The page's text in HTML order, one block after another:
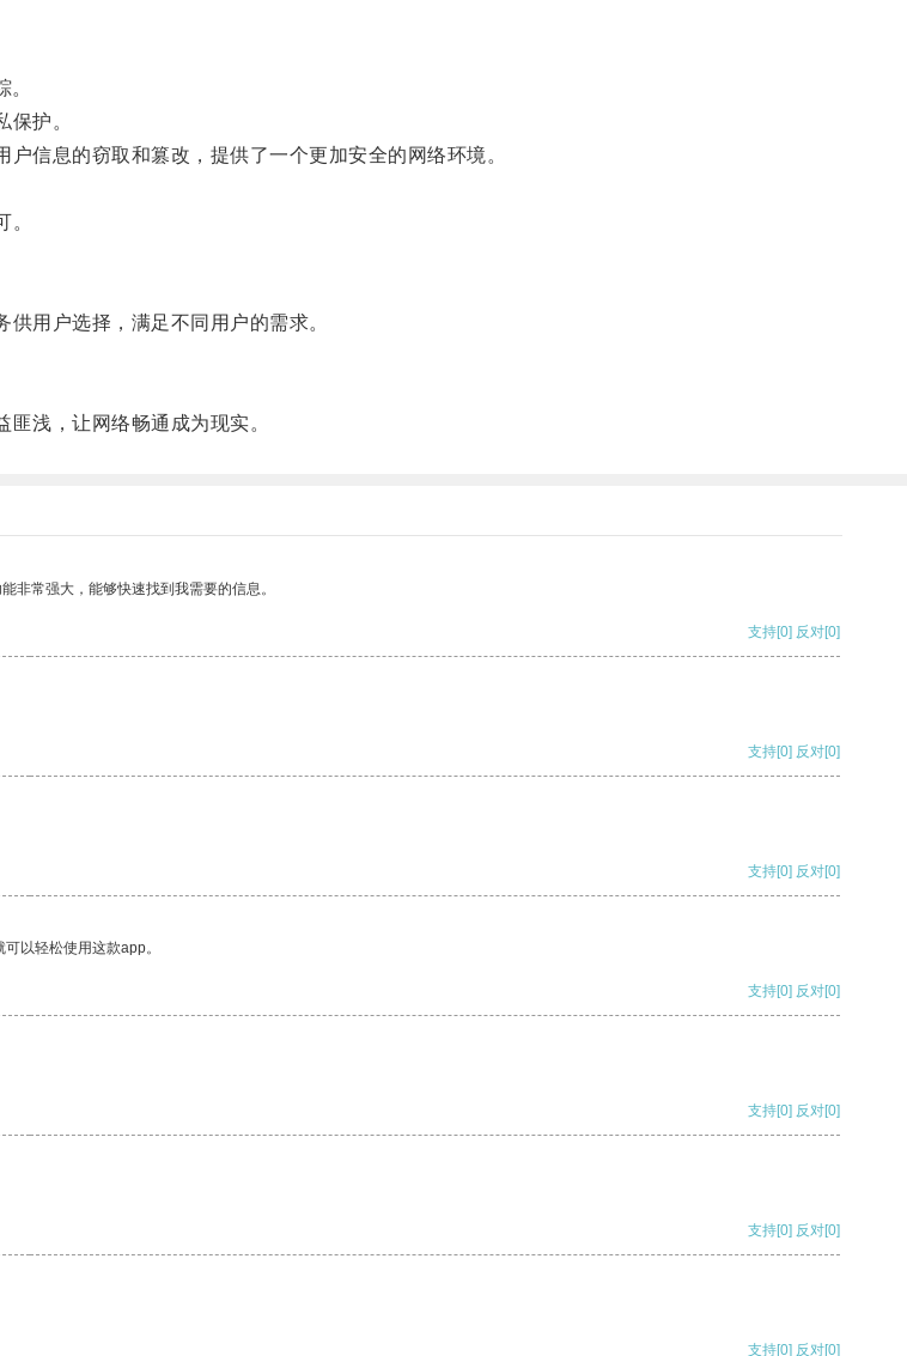
护。
信息的窃取和篡改，提供了一个更加安全的网络环境。
用户选择，满足不同用户的需求。
浅，让网络畅通成为现实。
非常强大，能够快速找到我需要的信息。
支持[0] 反对[0]
支持[0] 反对[0]
支持[0] 反对[0]
以轻松使用这款app。
支持[0] 反对[0]
支持[0] 反对[0]
支持[0] 反对[0]
支持[0] 反对[0]